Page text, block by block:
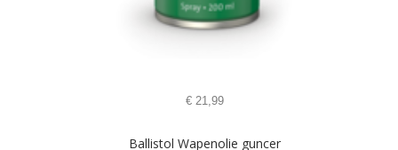
€21,99
Ballistol Wapenolie guncer